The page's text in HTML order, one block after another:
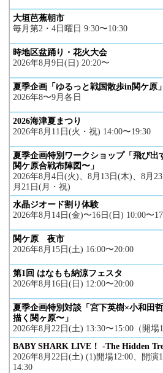
大垣芭蕉朝市
毎月第2・4日曜日 9:30〜10:30
時地区盆踊り・花火大会
2026年8月9日(日) 20:20〜
夏季企画「ゆるっと戦国散歩in関ケ原」
2026年8〜9月各日
2026海津夏まつり
2026年8月11日(火・祝) 14:00〜19:30
夏季企画特別ワークショップ「飛び出
関ケ原合戦布陣図〜」
2026年8月4日(火)、8月13日(木)、8月
月21日(月・祝)
水晶ジオード割り体験
2026年8月14日(金)〜16日(日) 10:00〜
関ケ原 夜市
2026年8月15日(土) 16:00〜20:00
第1回 はなもも納涼フェスタ
2026年8月16日(日) 12:00〜20:00
夏季企画特別対談「宮下英樹×小和田
描く関ヶ原〜」
2026年8月22日(土) 13:30〜15:00（開場
BABY SHARK LIVE！ -The Hidden
2026年8月22日(土) (1)開場12:00、開演
14:30